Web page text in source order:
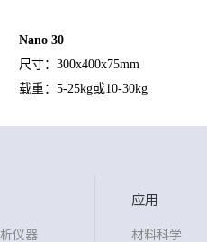
Nano 30
尺寸： 300x400x75mm
载重： 5-25kg或10-30kg
仪器
应用
材料科学